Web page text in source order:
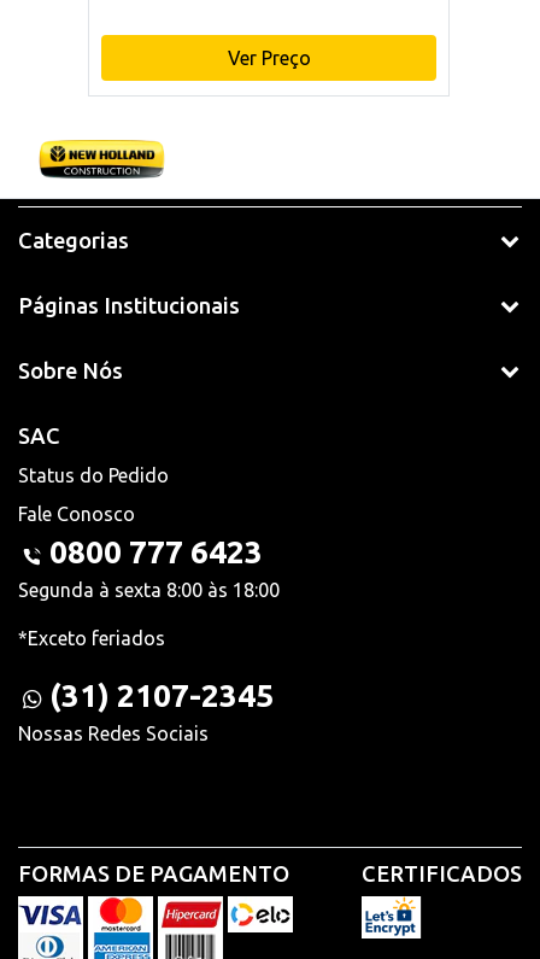
Ver Preço
Categorias
Páginas Institucionais
Sobre Nós
SAC
Status do Pedido
Fale Conosco
0800 777 6423
Segunda à sexta 8:00 às 18:00
*Exceto feriados
(31) 2107-2345
Nossas Redes Sociais
FORMAS DE PAGAMENTO CERTIFICADOS